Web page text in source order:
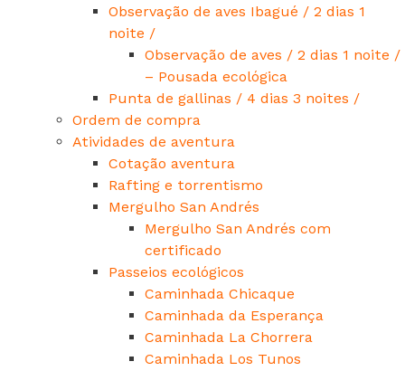
Observação de aves Ibagué / 2 dias 1
noite /
Observação de aves / 2 dias 1 noite /
– Pousada ecológica
Punta de gallinas / 4 dias 3 noites /
Ordem de compra
Atividades de aventura
Cotação aventura
Rafting e torrentismo
Mergulho San Andrés
Mergulho San Andrés com
certificado
Passeios ecológicos
Caminhada Chicaque
Caminhada da Esperança
Caminhada La Chorrera
Caminhada Los Tunos